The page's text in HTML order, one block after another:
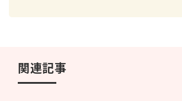
関連記事